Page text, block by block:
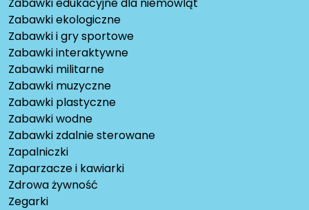
Zabawki edukacyjne dla niemowląt
Zabawki ekologiczne
Zabawki i gry sportowe
Zabawki interaktywne
Zabawki militarne
Zabawki muzyczne
Zabawki plastyczne
Zabawki wodne
Zabawki zdalnie sterowane
Zapalniczki
Zaparzacze i kawiarki
Zdrowa żywność
Zegarki